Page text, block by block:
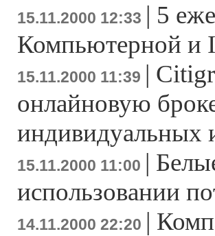
15.11.2000 12:33 | 5
Компьютерной и
15.11.2000 11:39 |
онлайновую
индивидуальных
15.11.2000 11:00 |
использовании
14.11.2000 22:20 |